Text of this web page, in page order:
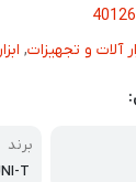
40126
آلات و تجهیزات,
برند
T